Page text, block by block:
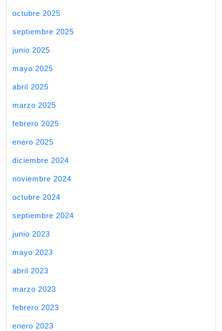
octubre 2025
septiembre 2025
junio 2025
mayo 2025
abril 2025
marzo 2025
febrero 2025
enero 2025
diciembre 2024
noviembre 2024
octubre 2024
septiembre 2024
junio 2023
mayo 2023
abril 2023
marzo 2023
febrero 2023
enero 2023